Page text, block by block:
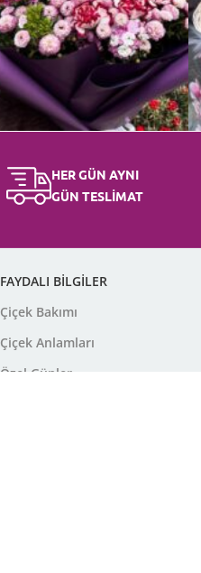
HER GÜN AYNI
GÜN TESLİMAT
FAYDALI BİLGİLER
Çiçek Bakımı
Çiçek Anlamları
Özel Günler